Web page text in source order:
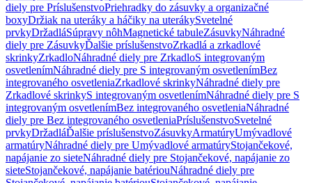
diely pre PríslušenstvoPriehradky do zásuvky a organizačné
boxyDržiak na uteráky a háčiky na uterákySvetelné
prvkyDržadláSúpravy nôhMagnetické tabuleZásuvkyNáhradné
diely pre ZásuvkyĎalšie príslušenstvoZrkadlá a zrkadlové
skrinkyZrkadloNáhradné diely pre ZrkadloS integrovaným
osvetlenímNáhradné diely pre S integrovaným osvetlenímBez
integrovaného osvetleniaZrkadlové skrinkyNáhradné diely pre
Zrkadlové skrinkyS integrovaným osvetlenímNáhradné diely pre S
integrovaným osvetlenímBez integrovaného osvetleniaNáhradné
diely pre Bez integrovaného osvetleniaPríslušenstvoSvetelné
prvkyDržadláĎalšie príslušenstvoZásuvkyArmatúryUmývadlové
armatúryNáhradné diely pre Umývadlové armatúryStojančekové,
napájanie zo sieteNáhradné diely pre Stojančekové, napájanie zo
sieteStojančekové, napájanie batériouNáhradné diely pre